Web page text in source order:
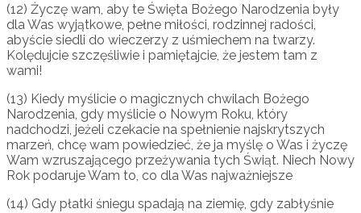
(12) Życzę wam, aby te Święta Bożego Narodzenia były
dla Was wyjątkowe, pełne miłości, rodzinnej radości,
abyście siedli do wieczerzy z uśmiechem na twarzy.
Kolędujcie szczęśliwie i pamiętajcie, że jestem tam z
wami!
(13) Kiedy myślicie o magicznych chwilach Bożego
Narodzenia, gdy myślicie o Nowym Roku, który
nadchodzi, jeżeli czekacie na spełnienie najskrytszych
marzeń, chcę wam powiedzieć, że ja myślę o Was i życzę
Wam wzruszającego przeżywania tych Świąt. Niech Nowy
Rok podaruje Wam to, co dla Was najważniejsze
(14) Gdy płatki śniegu spadają na ziemię, gdy zabłyśnie